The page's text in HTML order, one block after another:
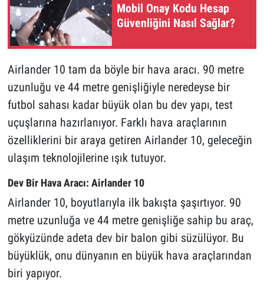
Mobil Onay Kodu Hesap
Güvenliğini Nasıl Sağlar?
Airlander 10 tam da böyle bir hava aracı. 90 metre
uzunluğu ve 44 metre genişliğiyle neredeyse bir
futbol sahası kadar büyük olan bu dev yapı, test
uçuşlarına hazırlanıyor. Farklı hava araçlarının
özelliklerini bir araya getiren Airlander 10, geleceğin
ulaşım teknolojilerine ışık tutuyor.
Dev Bir Hava Aracı: Airlander 10
Airlander 10, boyutlarıyla ilk bakışta şaşırtıyor. 90
metre uzunluğa ve 44 metre genişliğe sahip bu araç,
gökyüzünde adeta dev bir balon gibi süzülüyor. Bu
büyüklük, onu dünyanın en büyük hava araçlarından
biri yapıyor.